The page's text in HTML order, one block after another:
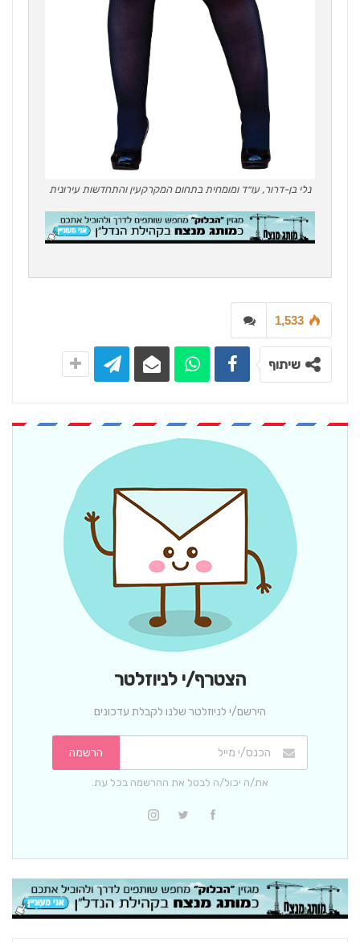
נלי בן-דרור, עו״ד ומומחית בתחום המקרקעין והתחדשות עירונית
1,533
שיתוף
הצטרף/י לניוזלטר
הירשם/י לניוזלטר שלנו לקבלת עדכונים
הרשמה
את/ה יכול/ה לבטל את ההרשמה בכל עת.